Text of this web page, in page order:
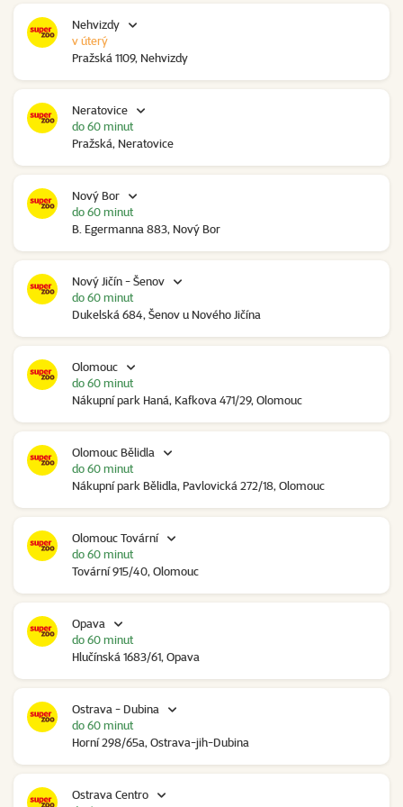
Nehvizdy
Pražská 1109, Nehvizdy
v úterý
Neratovice
Pražská, Neratovice
do 60 minut
Nový Bor
B. Egermanna 883, Nový Bor
do 60 minut
Nový Jičín - Šenov
Dukelská 684, Šenov u Nového Jičína
do 60 minut
Olomouc
Nákupní park Haná, Kafkova 471/29, Olomouc
do 60 minut
Olomouc Bělidla
Nákupní park Bělidla, Pavlovická 272/18, Olomouc
do 60 minut
Olomouc Tovární
Tovární 915/40, Olomouc
do 60 minut
Opava
Hlučínská 1683/61, Opava
do 60 minut
Ostrava - Dubina
Horní 298/65a, Ostrava-jih-Dubina
do 60 minut
Ostrava Centro